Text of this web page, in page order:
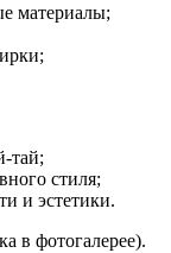
материалы;
стиля;
и эстетики.
в фотогалерее).